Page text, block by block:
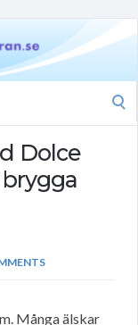
Dolce
Många älskar